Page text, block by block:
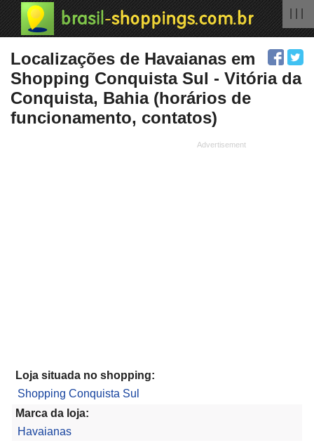
Localizações de Havaianas em
Shopping Conquista Sul - Vitória da
Conquista, Bahia (horários de
funcionamento, contatos)
Loja situada no shopping:
Shopping Conquista Sul
Marca da loja:
Havaianas